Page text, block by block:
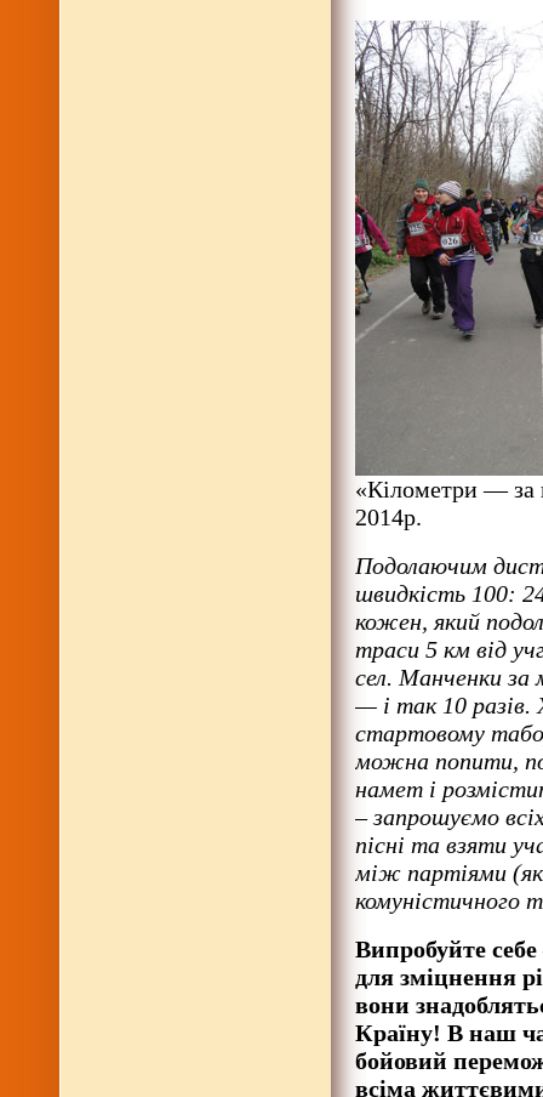
«Кілометри — за
2014р.
Подолаючим
швидкість 100:
кожен, який
траси 5 км від
сел. Манченки за
— і так 10
стартовому
можна попити,
намет і
– запрошуємо
пісні та взяти
між партіями
комуністичного
Випробуйте
для зміцнення
вони
Країну! В наш
бойовий
всіма